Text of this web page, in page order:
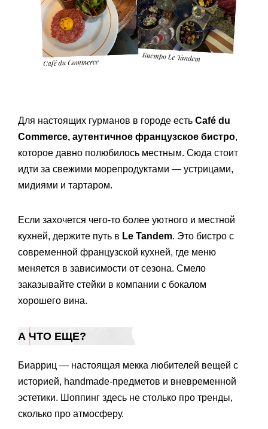
Для настоящих гурманов в городе есть Café du
Commerce, аутентичное французское бистро,
которое давно полюбилось местным. Сюда стоит
идти за свежими морепродуктами — устрицами,
мидиями и тартаром.
Если захочется чего-то более уютного и местной
кухней, держите путь в Le Tandem. Это бистро с
современной французской кухней, где меню
меняется в зависимости от сезона. Смело
заказывайте стейки в компании с бокалом
хорошего вина.
А ЧТО ЕЩЕ?
Биарриц — настоящая мекка любителей вещей с
историей, handmade-предметов и вневременной
эстетики. Шоппинг здесь не столько про тренды,
сколько про атмосферу.